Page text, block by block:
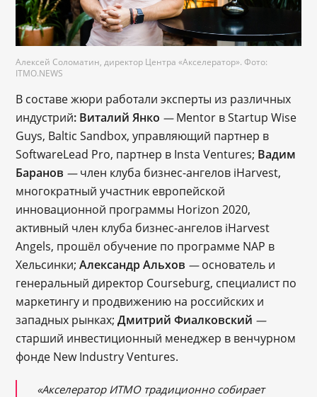
Алексей Соломатин, директор Центра «Акселератор». Фото:
ITMO.NEWS
В составе жюри работали эксперты из различных
индустрий: Виталий Янко —Mentor в Startup Wise
Guys, Baltic Sandbox, управляющий партнер в
SoftwareLead Pro, партнер в Insta Ventures; Вадим
Баранов —член клуба бизнес-ангелов iHarvest,
многократный участник европейской
инновационной программы Horizon 2020,
активный член клуба бизнес-ангелов iHarvest
Angels, прошёл обучение по программе NAP в
Хельсинки;Александр Альхов —основатель и
генеральный директор Courseburg, специалист по
маркетингу и продвижению на российских и
западных рынках;Дмитрий Фиалковский —
старший инвестиционный менеджер в венчурном
фонде New Industry Ventures.
«Акселератор ИТМО традиционно собирает